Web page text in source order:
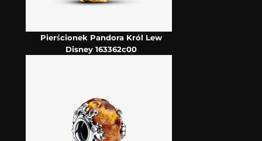
Pierścionek Pandora Król Lew
Disney 163362c00